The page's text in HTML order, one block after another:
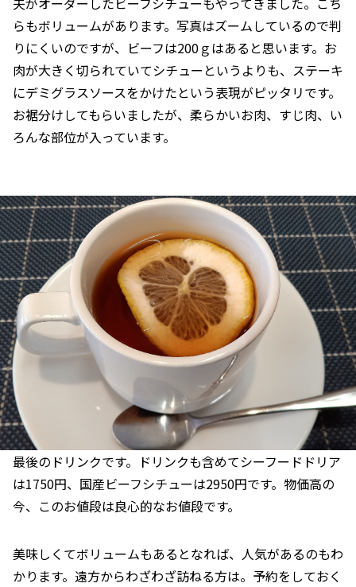
らもボリュームがあります。写真はズームしているので判
りにくいのですが、ビーフは200ｇはあると思います。お
肉が大きく切られていてシチューというよりも、ステーキ
にデミグラスソースをかけたという表現がピッタリです。
お裾分けしてもらいましたが、柔らかいお肉、すじ肉、い
ろんな部位が入っています。
最後のドリンクです。ドリンクも含めてシーフードドリア
は1750円、国産ビーフシチューは2950円です。物価高の
今、このお値段は良心的なお値段です。
美味しくてボリュームもあるとなれば、人気があるのもわ
かります。遠方からわざわざ訪ねる方は。予約をしておく